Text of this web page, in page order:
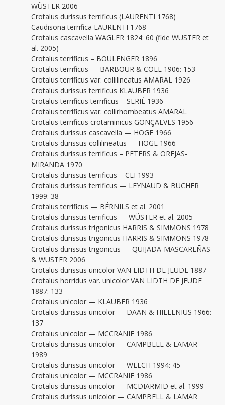
WÜSTER 2006
Crotalus durissus terrificus (LAURENTI 1768)
Caudisona terrifica LAURENTI 1768
Crotalus cascavella WAGLER 1824: 60 (fide WÜSTER et
al. 2005)
Crotalus terrificus – BOULENGER 1896
Crotalus terrificus — BARBOUR & COLE 1906: 153
Crotalus terrificus var. collilineatus AMARAL 1926
Crotalus durissus terrificus KLAUBER 1936
Crotalus terrificus terrificus – SERIÉ 1936
Crotalus terrificus var. collirhombeatus AMARAL
Crotalus terrificus crotaminicus GONÇALVES 1956
Crotalus durissus cascavella — HOGE 1966
Crotalus durissus collilineatus — HOGE 1966
Crotalus durissus terrificus – PETERS & OREJAS-
MIRANDA 1970
Crotalus durissus terrificus – CEI 1993
Crotalus durissus terrificus — LEYNAUD & BUCHER
1999: 38
Crotalus terrificus — BÉRNILS et al. 2001
Crotalus durissus terrificus — WÜSTER et al. 2005
Crotalus durissus trigonicus HARRIS & SIMMONS 1978
Crotalus durissus trigonicus HARRIS & SIMMONS 1978
Crotalus durissus trigonicus — QUIJADA-MASCAREÑAS
& WÜSTER 2006
Crotalus durissus unicolor VAN LIDTH DE JEUDE 1887
Crotalus horridus var. unicolor VAN LIDTH DE JEUDE
1887: 133
Crotalus unicolor — KLAUBER 1936
Crotalus durissus unicolor — DAAN & HILLENIUS 1966:
137
Crotalus unicolor — MCCRANIE 1986
Crotalus durissus unicolor — CAMPBELL & LAMAR
1989
Crotalus durissus unicolor — WELCH 1994: 45
Crotalus unicolor — MCCRANIE 1986
Crotalus durissus unicolor — MCDIARMID et al. 1999
Crotalus durissus unicolor — CAMPBELL & LAMAR